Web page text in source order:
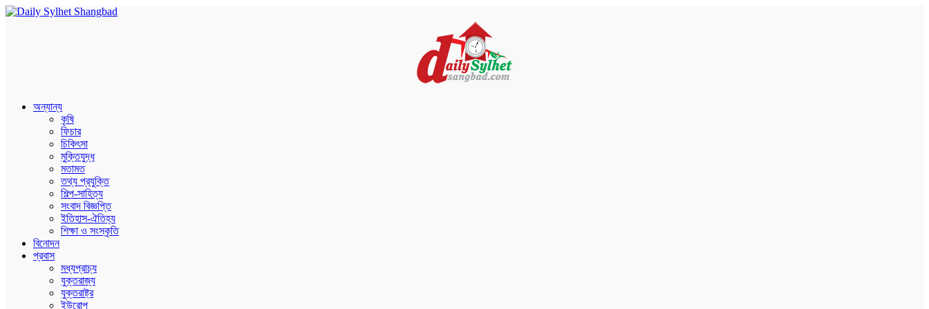
অন্যান্য
কৃষি
ফিচার
চিকিৎসা
মুক্তিযুদ্ধ
মতামত
তথ্য প্রযুক্তি
শিল্প-সাহিত্য
সংবাদ বিজ্ঞপ্তি
ইতিহাস-ঐতিহ্য
শিক্ষা ও সংস্কৃতি
বিনোদন
প্রবাস
মধ্যপ্রাচ্য
যুক্তরাজ্য
যুক্তরাষ্ট্র
ইউরোপ